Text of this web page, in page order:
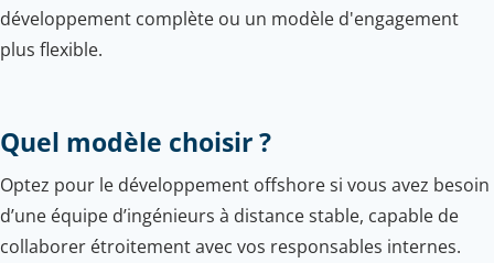
développement complète ou un modèle d'engagement
plus flexible.
Quel modèle choisir ?
Optez pour le développement offshore si vous avez besoin
d’une équipe d’ingénieurs à distance stable, capable de
collaborer étroitement avec vos responsables internes.